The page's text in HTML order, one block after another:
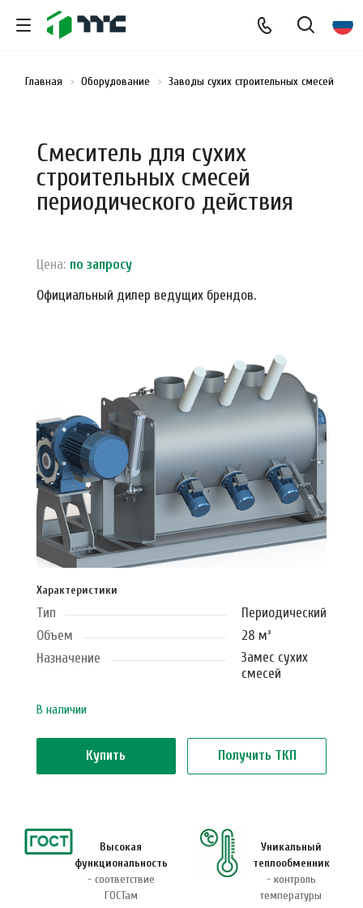
Главная Оборудование Заводы сухих строительных смесей
Смеситель для сухих
строительных смесей
периодического действия
Цена: по запросу
Официальный дилер ведущих брендов.
Характеристики
Тип
Периодический
Объем
28 м³
Назначение
Замес сухих
смесей
В наличии
Купить Получить ТКП
Высокая
функциональность
- соответствие
ГОСТам
Уникальный
теплообменник
- контроль
температуры